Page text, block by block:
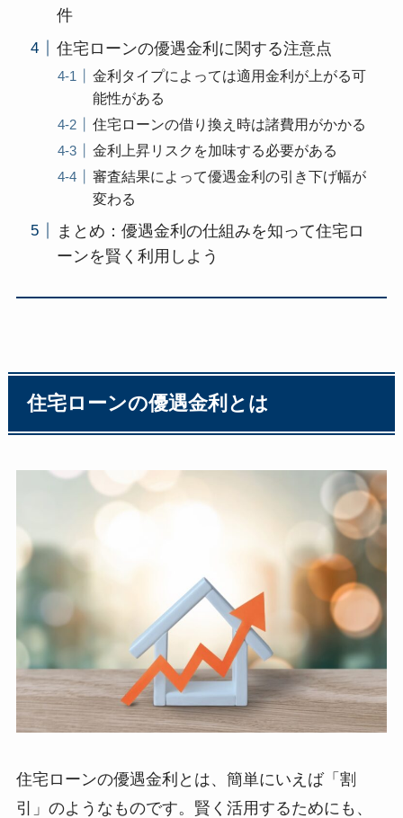
件
住宅ローンの優遇金利に関する注意点
金利タイプによっては適用金利が上がる可
能性がある
住宅ローンの借り換え時は諸費用がかかる
金利上昇リスクを加味する必要がある
審査結果によって優遇金利の引き下げ幅が
変わる
まとめ：優遇金利の仕組みを知って住宅ロ
ーンを賢く利用しよう
住宅ローンの優遇金利とは
住宅ローンの優遇金利とは、簡単にいえば「割
引」のようなものです。賢く活用するためにも、